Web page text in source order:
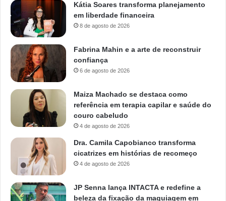
Kátia Soares transforma planejamento
em liberdade financeira
8 de agosto de 2026
Fabrina Mahin e a arte de reconstruir
confiança
6 de agosto de 2026
Maiza Machado se destaca como
referência em terapia capilar e saúde do
couro cabeludo
4 de agosto de 2026
Dra. Camila Capobianco transforma
cicatrizes em histórias de recomeço
4 de agosto de 2026
JP Senna lança INTACTA e redefine a
beleza da fixação da maquiagem em